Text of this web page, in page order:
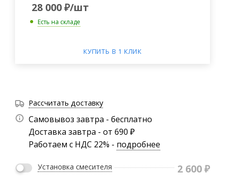
28 000₽/шт
Есть на складе
КУПИТЬ В 1 КЛИК
Рассчитать доставку
Самовывоз завтра - бесплатно
Доставка завтра - от 690 ₽
Работаем с НДС 22% - подробнее
Установка смесителя 2 600₽